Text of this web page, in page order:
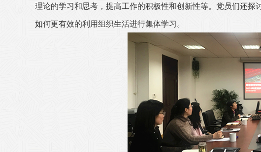
理论的学习和思考，提高工作的积极性和创新性等。党员们还探
如何更有效的利用组织生活进行集体学习。